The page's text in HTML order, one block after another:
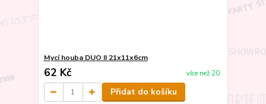
Mycí houba DUO II 21x11x6cm
62 Kč více než 20
Přidat do košíku